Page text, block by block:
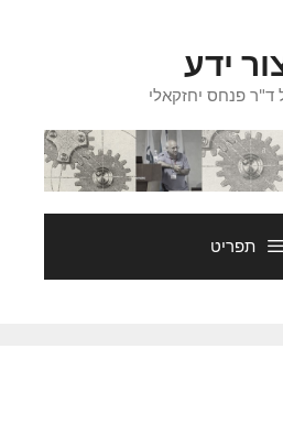
ידע
פנחס יחזקאלי
תפריט